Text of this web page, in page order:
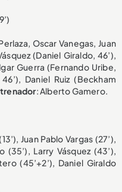
Oscar Vanegas, Juan
(Daniel Giraldo, 46’),
Guerra (Fernando Uribe,
Daniel Ruiz (Beckham
: Alberto Gamero.
Juan Pablo Vargas (27’),
(35’), Larry Vásquez (43’),
(45’+2’), Daniel Giraldo